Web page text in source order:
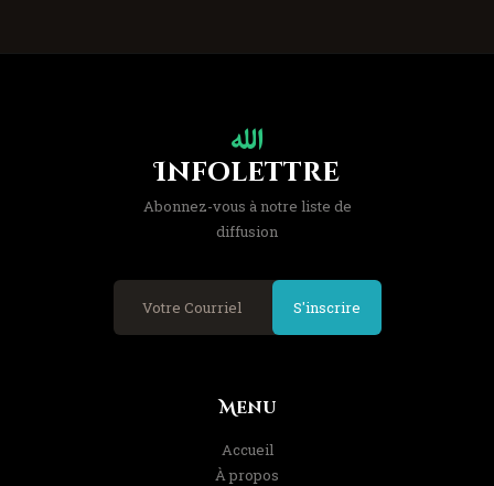
Infolettre
Abonnez-vous à notre liste de
diffusion
S'inscrire
Menu
Accueil
À propos